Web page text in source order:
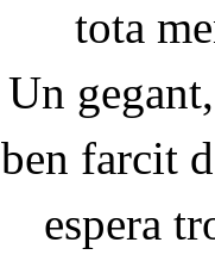
tota
Un
ben farcit
espera